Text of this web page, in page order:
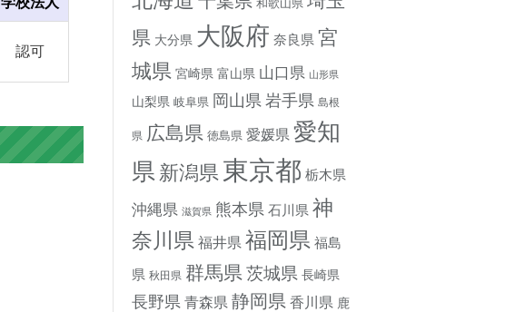
認可
和歌山県
県 大分県 大阪府 奈良県 宮
城県 宮崎県 富山県 山口県 山形県
山梨県 岐阜県 岡山県 岩手県 島根
県 広島県 徳島県 愛媛県 愛知
県 新潟県 東京都 栃木県
沖縄県 滋賀県 熊本県 石川県 神
奈川県 福井県 福岡県 福島
県 秋田県 群馬県 茨城県 長崎県
長野県 青森県 静岡県 香川県 鹿